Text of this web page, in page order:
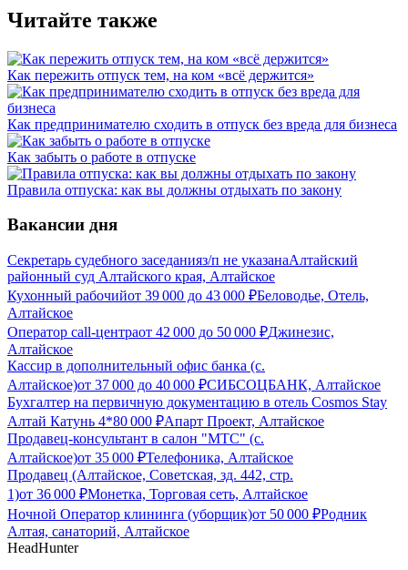
Читайте также
Как пережить отпуск тем, на ком «всё держится»
Как предпринимателю сходить в отпуск без вреда для бизнеса
Как забыть о работе в отпуске
Правила отпуска: как вы должны отдыхать по закону
Вакансии дня
Секретарь судебного заседанияз/п не указанаАлтайский
районный суд Алтайского края, Алтайское
Кухонный рабочийот 39 000 до 43 000 ₽Беловодье, Отель,
Алтайское
Оператор call-центраот 42 000 до 50 000 ₽Джинезис,
Алтайское
Кассир в дополнительный офис банка (с.
Алтайское)от 37 000 до 40 000 ₽СИБСОЦБАНК, Алтайское
Бухгалтер на первичную документацию в отель Cosmos Stay
Алтай Катунь 4*80 000 ₽Апарт Проект, Алтайское
Продавец-консультант в салон "МТС" (с.
Алтайское)от 35 000 ₽Телефоника, Алтайское
Продавец (Алтайское, Советская, зд. 442, стр.
1)от 36 000 ₽Монетка, Торговая сеть, Алтайское
Ночной Оператор клининга (уборщик)от 50 000 ₽Родник
Алтая, санаторий, Алтайское
HeadHunter